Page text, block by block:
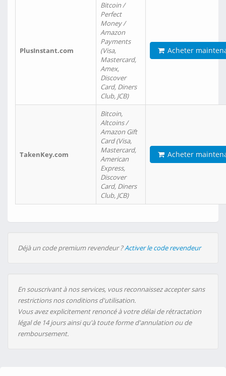
PlusInstant.com
Bitcoin /
Perfect
Money /
Amazon
Payments
(Visa,
Mastercard,
Amex,
Discover
Card, Diners
Club, JCB)
Acheter
TakenKey.com
Bitcoin,
Altcoins /
Amazon Gift
Card (Visa,
Mastercard,
American
Express,
Discover
Card, Diners
Club, JCB)
Acheter
Déjà un code premium revendeur ?Activer le code revendeur
En souscrivant à nos services, vous reconnaissez accepter sans
restrictions nos conditions d'utilisation.
Vous avez explicitement renoncé à votre délai de rétractation
légal de 14 jours ainsi qu'à toute forme d'annulation ou de
remboursement.